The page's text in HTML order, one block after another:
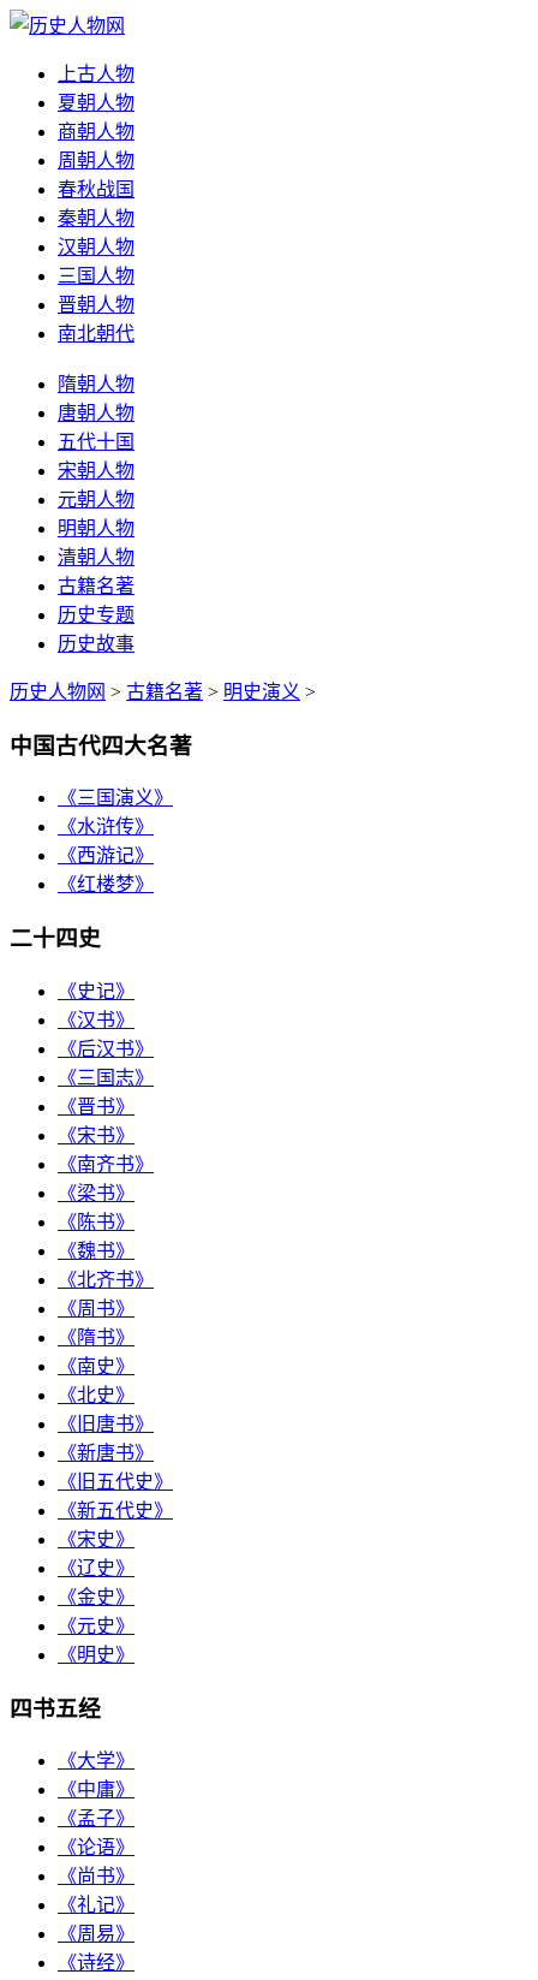
上古人物
夏朝人物
商朝人物
周朝人物
春秋战国
秦朝人物
汉朝人物
三国人物
晋朝人物
南北朝代
隋朝人物
唐朝人物
五代十国
宋朝人物
元朝人物
明朝人物
清朝人物
古籍名著
历史专题
历史故事
历史人物网 > 古籍名著 > 明史演义 >
中国古代四大名著
《三国演义》
《水浒传》
《西游记》
《红楼梦》
二十四史
《史记》
《汉书》
《后汉书》
《三国志》
《晋书》
《宋书》
《南齐书》
《梁书》
《陈书》
《魏书》
《北齐书》
《周书》
《隋书》
《南史》
《北史》
《旧唐书》
《新唐书》
《旧五代史》
《新五代史》
《宋史》
《辽史》
《金史》
《元史》
《明史》
四书五经
《大学》
《中庸》
《孟子》
《论语》
《尚书》
《礼记》
《周易》
《诗经》